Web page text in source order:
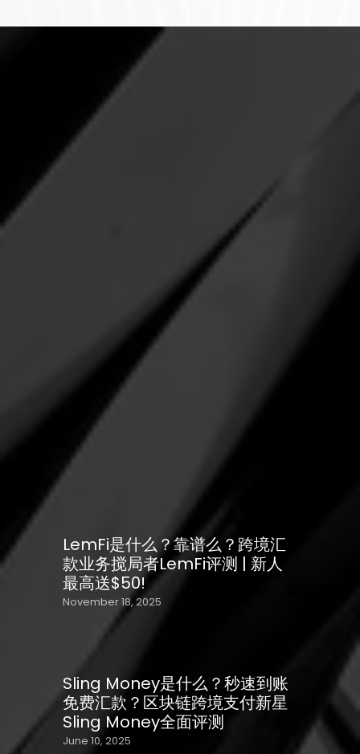
新
闻
LemFi是什么？靠谱么？跨境汇
款业务搅局者LemFi评测 | 新人
最高送$50!
November 18, 2025
Sling Money是什么？秒速到账
免费汇款？区块链跨境支付新星
Sling Money全面评测
June 10, 2025